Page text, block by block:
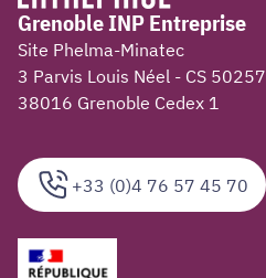
+33 (0)4 76 57 45 70
Grenoble INP Entreprise
Site Phelma-Minatec
3 Parvis Louis Néel - CS 50257
38016 Grenoble Cedex 1